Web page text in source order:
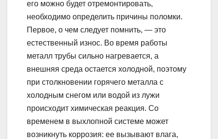
его можно будет отремонтировать,
необходимо определить причины поломки.
Первое, о чем следует помнить, — это
естественный износ. Во время работы
металл трубы сильно нагревается, а
внешняя среда остается холодной, поэтому
при столкновении горячего металла с
холодным снегом или водой из лужи
происходит химическая реакция. Со
временем в выхлопной системе может
возникнуть коррозия: ее вызывают влага,